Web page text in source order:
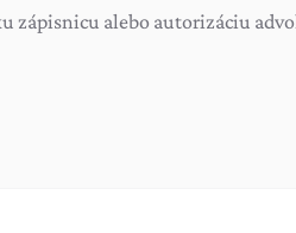
zápisnicu alebo autorizáciu